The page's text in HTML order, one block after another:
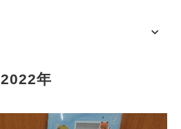
2022年